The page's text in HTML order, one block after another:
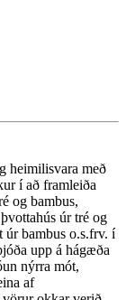
heimilisvara með
í að framleiða
og bambus,
úr tré og
úr bambus o.s.frv. í
upp á hágæða
nýrra mót,
af